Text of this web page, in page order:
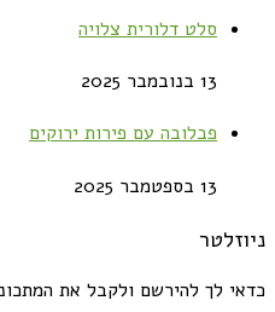
סלט דלורית צלויה
13 בנובמבר 2025
פבלובה עם פירות ירוקים
13 בספטמבר 2025
ניוזלטר
כדאי לך להירשם ולקבל את